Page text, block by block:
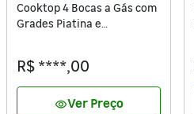
Cooktop 4 Bocas a Gás com
Grades Piatina e
Brastemp
R$ ****,00
visibilityVer Preço